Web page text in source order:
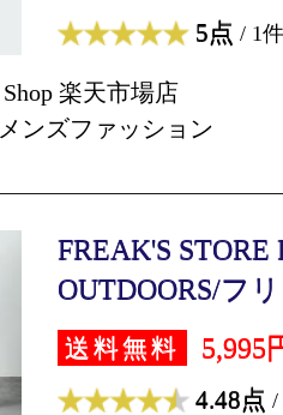
5点 / 1件
楽天市場店
ンズファッション
FREAK'S STORE
OUTDOORS/フ
送料無料 5,995
4.48点 /